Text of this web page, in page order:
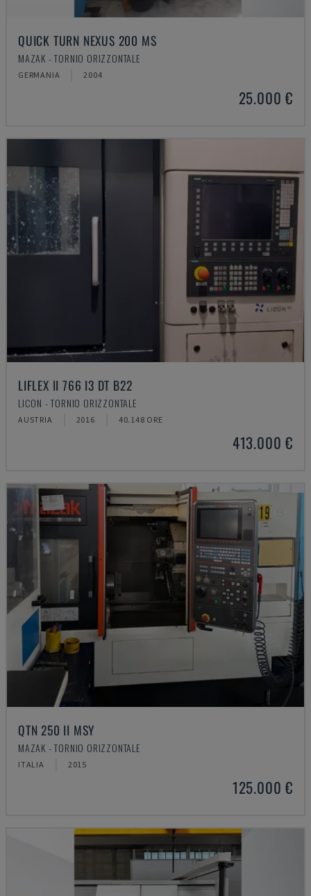
QUICK TURN NEXUS 200 MS
MAZAK - TORNIO ORIZZONTALE
GERMANIA 2004
25.000 €
LIFLEX II 766 I3 DT B22
LICON - TORNIO ORIZZONTALE
AUSTRIA 2016 40.148 ORE
413.000 €
QTN 250 II MSY
MAZAK - TORNIO ORIZZONTALE
ITALIA 2015
125.000 €